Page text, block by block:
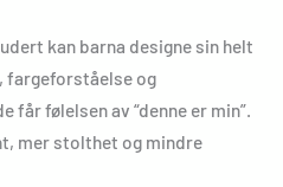
kan barna designe sin helt
fargeforståelse og
følelsen av “denne er min”.
mer stolthet og mindre